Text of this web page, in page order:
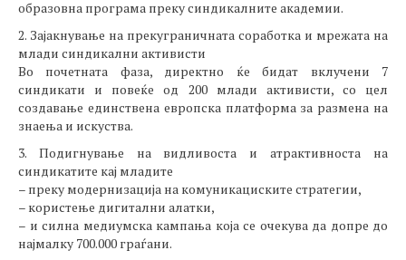
образовна програма преку синдикалните академии.
2. Зајакнување на прекуграничната соработка и мрежата на
млади синдикални активисти
Во почетната фаза, директно ќе бидат вклучени 7
синдикати и повеќе од 200 млади активисти, со цел
создавање единствена европска платформа за размена на
знаења и искуства.
3. Подигнување на видливоста и атрактивноста на
синдикатите кај младите
– преку модернизација на комуникациските стратегии,
– користење дигитални алатки,
– и силна медиумска кампања која се очекува да допре до
најмалку 700.000 граѓани.